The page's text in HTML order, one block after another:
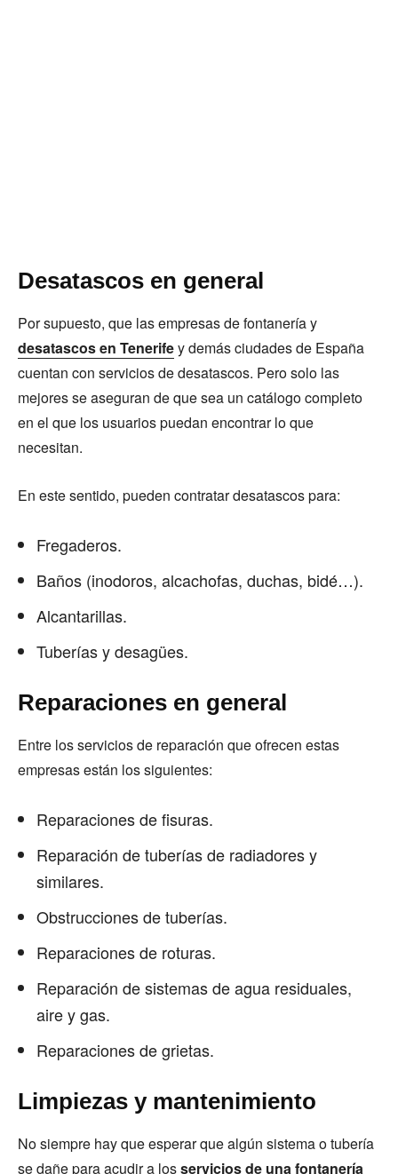
Desatascos en general
Por supuesto, que las empresas de fontanería y
desatascos en Tenerifey demás ciudades de España
cuentan con servicios de desatascos. Pero solo las
mejores se aseguran de que sea un catálogo completo
en el que los usuarios puedan encontrar lo que
necesitan.
En este sentido, pueden contratar desatascos para:
Fregaderos.
Baños (inodoros, alcachofas, duchas, bidé…).
Alcantarillas.
Tuberías y desagües.
Reparaciones en general
Entre los servicios de reparación que ofrecen estas
empresas están los siguientes:
Reparaciones de fisuras.
Reparación de tuberías de radiadores y
similares.
Obstrucciones de tuberías.
Reparaciones de roturas.
Reparación de sistemas de agua residuales,
aire y gas.
Reparaciones de grietas.
Limpiezas y mantenimiento
No siempre hay que esperar que algún sistema o tubería
se dañe para acudir a losservicios de una fontanería